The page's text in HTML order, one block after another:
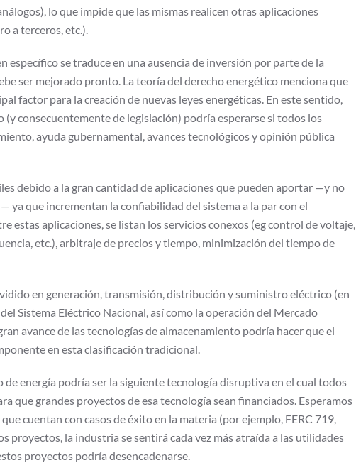
lo que impide que las mismas realicen otras aplicaciones
a terceros, etc.).
específico se traduce en una ausencia de inversión por parte de la
ser mejorado pronto. La teoría del derecho energético menciona que
factor para la creación de nuevas leyes energéticas. En este sentido,
consecuentemente de legislación) podría esperarse si todos los
ayuda gubernamental, avances tecnológicos y opinión pública
debido a la gran cantidad de aplicaciones que pueden aportar —y no
ya que incrementan la confiabilidad del sistema a la par con el
estas aplicaciones, se listan los servicios conexos (eg control de voltaje,
etc.), arbitraje de precios y tiempo, minimización del tiempo de
en generación, transmisión, distribución y suministro eléctrico (en
Sistema Eléctrico Nacional, así como la operación del Mercado
avance de las tecnologías de almacenamiento podría hacer que el
en esta clasificación tradicional.
de energía podría ser la siguiente tecnología disruptiva en el cual todos
que grandes proyectos de esa tecnología sean financiados. Esperamos
cuentan con casos de éxito en la materia (por ejemplo, FERC 719,
proyectos, la industria se sentirá cada vez más atraída a las utilidades
proyectos podría desencadenarse.